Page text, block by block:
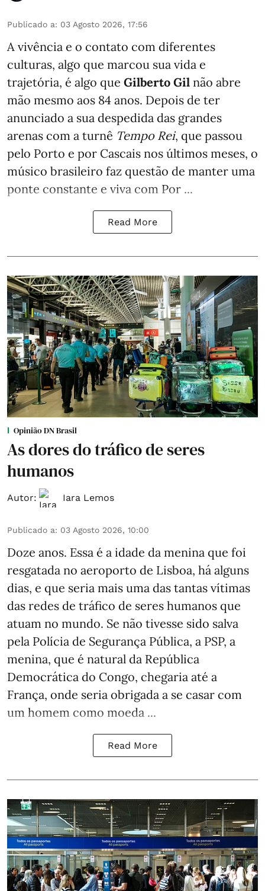
Publicado a: 03 Agosto 2026, 17:56
A vivência e o contato com diferentes
culturas, algo que marcou sua vida e
trajetória, é algo que Gilberto Gil não abre
mão mesmo aos 84 anos. Depois de ter
anunciado a sua despedida das grandes
arenas com a turnê Tempo Rei, que passou
pelo Porto e por Cascais nos últimos meses, o
músico brasileiro faz questão de manter uma
ponte constante e viva com Por ...
Read More
Opinião DN Brasil
As dores do tráfico de seres
humanos
Autor: Iara Lemos
Publicado a: 03 Agosto 2026, 10:00
Doze anos. Essa é a idade da menina que foi
resgatada no aeroporto de Lisboa, há alguns
dias, e que seria mais uma das tantas vítimas
das redes de tráfico de seres humanos que
atuam no mundo. Se não tivesse sido salva
pela Polícia de Segurança Pública, a PSP, a
menina, que é natural da República
Democrática do Congo, chegaria até a
França, onde seria obrigada a se casar com
um homem como moeda ...
Read More